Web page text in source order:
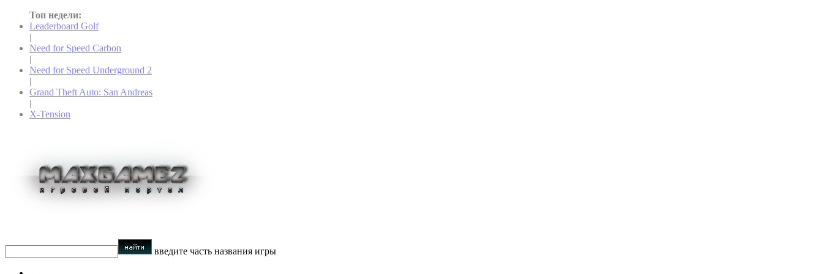
Топ недели:
Leaderboard Golf
|
Need for Speed Carbon
|
Need for Speed Underground 2
|
Grand Theft Auto: San Andreas
|
X-Tension
введите часть названия игры